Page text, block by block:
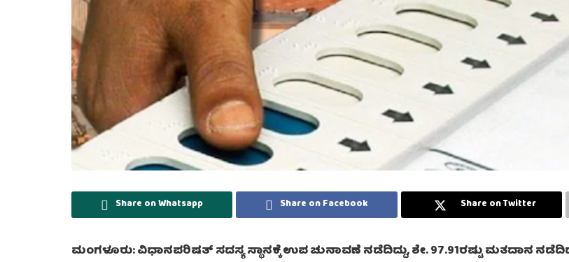
Share on Whatsapp Share on Facebook Share on Twitter
ಮಂಗಳೂರು: ವಿಧಾನಪರಿಷತ್ ಸದಸ್ಯ ಸ್ಥಾನಕ್ಕೆ ಉಪ ಚುನಾವಣೆ ನಡೆದಿದ್ದು, ಶೇ. 97.91ರಷ್ಟು ಮತದಾನ